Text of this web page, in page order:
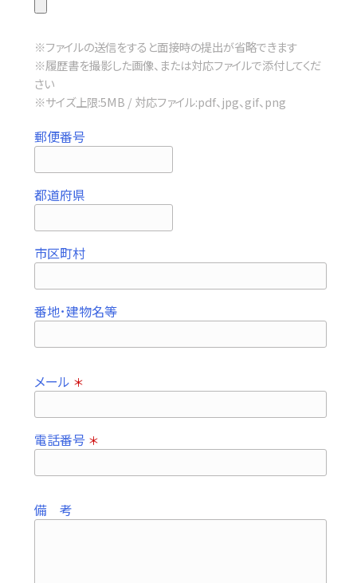
※ファイルの送信をすると面接時の提出が省略できます
※履歴書を撮影した画像、または対応ファイルで添付してくだ
さい
※サイズ上限:5MB / 対応ファイル:pdf、jpg、gif、png
郵便番号
都道府県
市区町村
番地･建物名等
メール ＊
電話番号 ＊
備 考